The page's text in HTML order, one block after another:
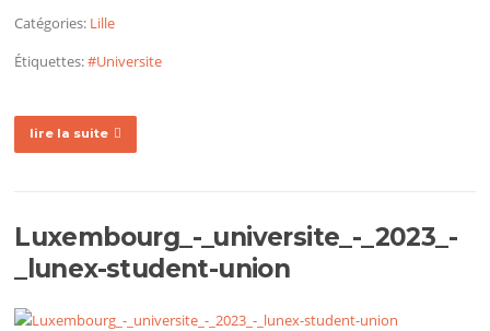
Catégories: Lille
Étiquettes:#Universite
lire la suite
Luxembourg_-_universite_-_2023_-
_lunex-student-union